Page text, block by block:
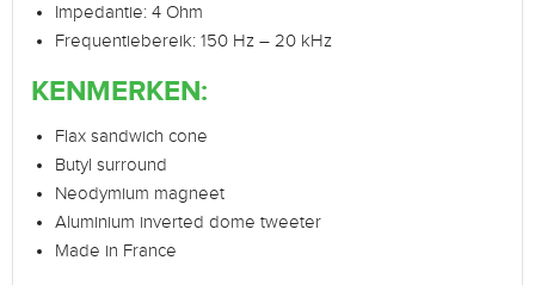
Impedantie: 4 Ohm
Frequentiebereik: 150 Hz – 20 kHz
KENMERKEN:
Flax sandwich cone
Butyl surround
Neodymium magneet
Aluminium inverted dome tweeter
Made in France